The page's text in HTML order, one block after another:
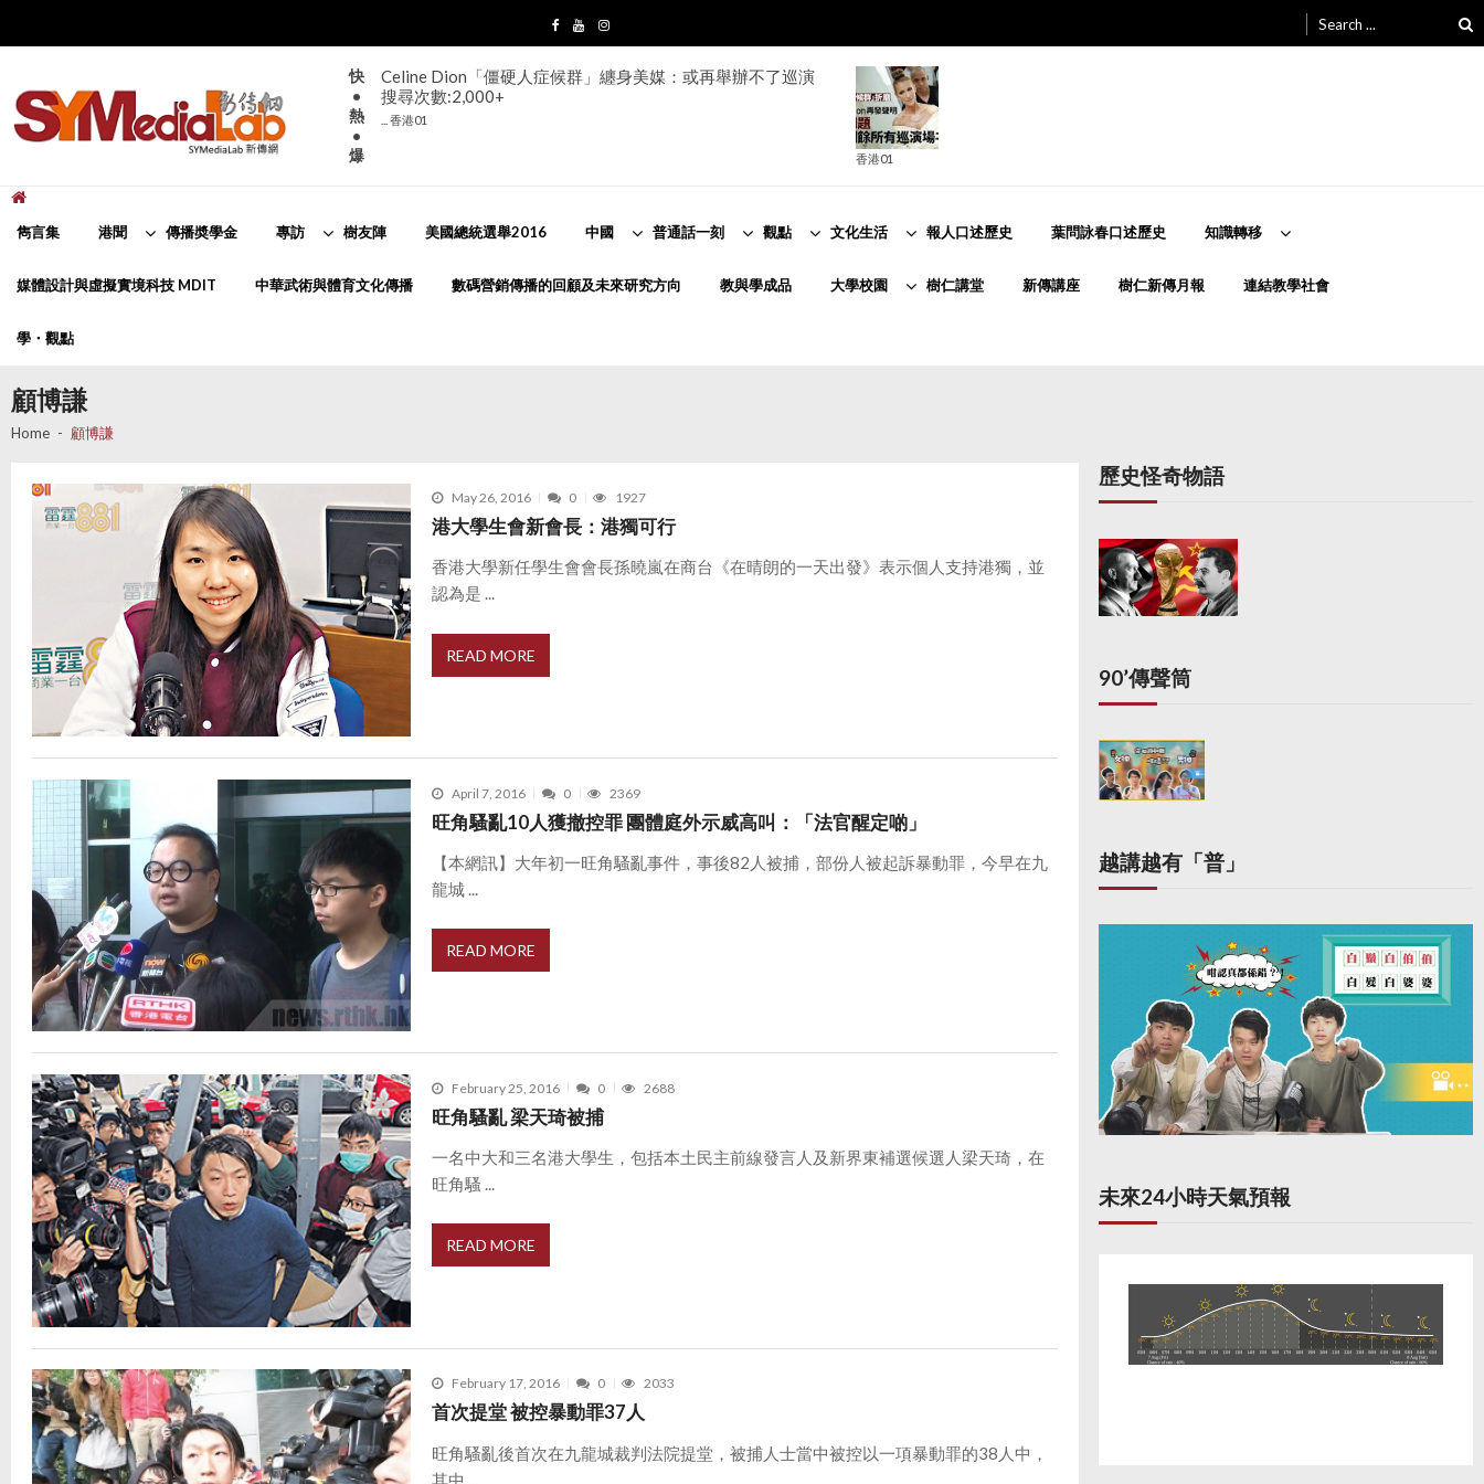
navigation
content
for:
快
•
熱
•
爆
Celine Dion「僵硬人症候群」纏身美媒：或再舉辦不了巡演
搜尋次數:2,000+
... 香港01
香港01
雋言集 港聞 傳播奬學金 專訪 樹友陣 美國總統選舉2016 中國 普通話一刻 觀點 文化生活 報人口述歷史 葉問詠春口述歷史 知識轉移
媒體設計與虛擬實境科技 MDIT 中華武術與體育文化傳播 數碼營銷傳播的回顧及未來研究方向 教與學成品 大學校園 樹仁講堂 新傳講座 樹仁新傳月報 連結教學社會
學・觀點
顧博謙
Home 顧博謙
May 26, 2016 0 1927
港大學生會新會長：港獨可行
香港大學新任學生會會長孫曉嵐在商台《在晴朗的一天出發》表示個人支持港獨，並
認為是 ...
READ MORE
April 7, 2016 0 2369
旺角騷亂10人獲撤控罪 團體庭外示威高叫：「法官醒定啲」
【本網訊】大年初一旺角騷亂事件，事後82人被捕，部份人被起訴暴動罪，今早在九
龍城 ...
READ MORE
February 25, 2016 0 2688
旺角騷亂 梁天琦被捕
一名中大和三名港大學生，包括本土民主前線發言人及新界東補選候選人梁天琦，在
旺角騷 ...
READ MORE
February 17, 2016 0 2033
首次提堂 被控暴動罪37人
旺角騷亂後首次在九龍城裁判法院提堂，被捕人士當中被控以一項暴動罪的38人中，
其中 ...
歷史怪奇物語
90’傳聲筒
越講越有「普」
未來24小時天氣預報